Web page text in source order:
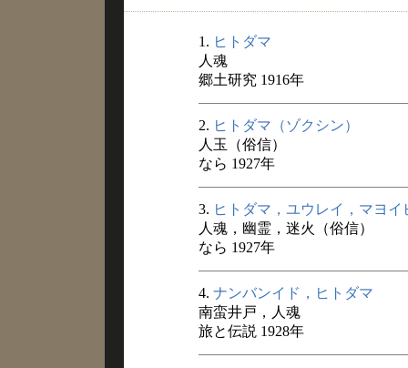
1. ヒトダマ
人魂
郷土研究 1916年
2. ヒトダマ（ゾクシン）
人玉（俗信）
なら 1927年
3. ヒトダマ，ユウレイ，マヨ
人魂，幽霊，迷火（俗信）
なら 1927年
4. ナンバンイド，ヒトダマ
南蛮井戸，人魂
旅と伝説 1928年